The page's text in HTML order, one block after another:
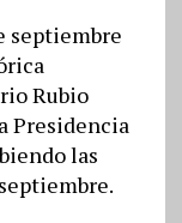
septiembre
Rubio
Presidencia
las